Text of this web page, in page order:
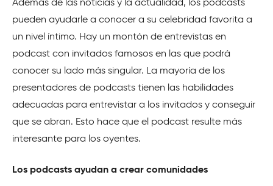
Además de las noticias y la actualidad, los podcasts
pueden ayudarle a conocer a su celebridad favorita a
un nivel íntimo. Hay un montón de entrevistas en
podcast con invitados famosos en las que podrá
conocer su lado más singular. La mayoría de los
presentadores de podcasts tienen las habilidades
adecuadas para entrevistar a los invitados y conseguir
que se abran. Esto hace que el podcast resulte más
interesante para los oyentes.
Los podcasts ayudan a crear comunidades